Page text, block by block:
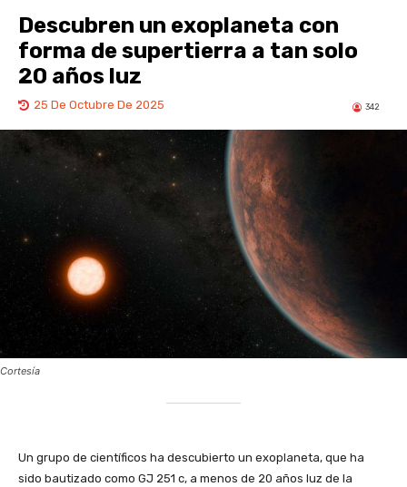
Descubren un exoplaneta con
forma de supertierra a tan solo
20 años luz
25 De Octubre De 2025 342
Cortesía
‎Un grupo de científicos ha descubierto un exoplaneta, que ha
sido bautizado como GJ 251 c, a menos de 20 años luz de la